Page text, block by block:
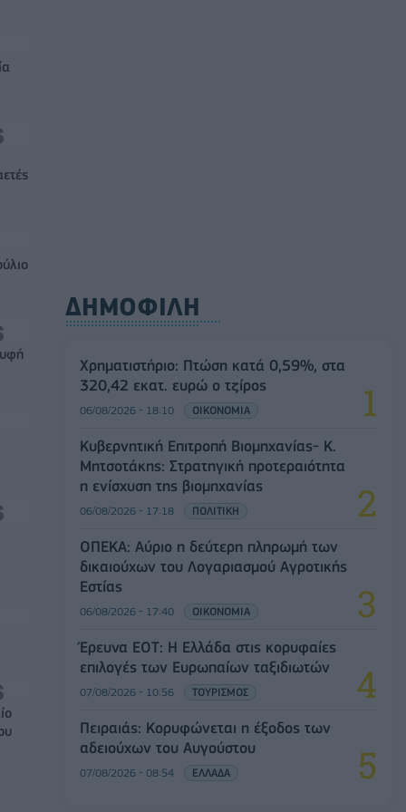
ΔΗΜΟΦΙΛΗ
Χρηματιστήριο: Πτώση κατά 0,59%, στα
320,42 εκατ. ευρώ ο τζίρος
06/08/2026 - 18:10 ΟΙΚΟΝΟΜΙΑ
Κυβερνητική Επιτροπή Βιομηχανίας- Κ.
Μητσοτάκης: Στρατηγική προτεραιότητα
η ενίσχυση της βιομηχανίας
06/08/2026 - 17:18 ΠΟΛΙΤΙΚΗ
ΟΠΕΚΑ: Αύριο η δεύτερη πληρωμή των
δικαιούχων του Λογαριασμού Αγροτικής
Εστίας
06/08/2026 - 17:40 ΟΙΚΟΝΟΜΙΑ
Έρευνα ΕΟΤ: Η Ελλάδα στις κορυφαίες
επιλογές των Ευρωπαίων ταξιδιωτών
07/08/2026 - 10:56 ΤΟΥΡΙΣΜΟΣ
Πειραιάς: Κορυφώνεται η έξοδος των
αδειούχων του Αυγούστου
07/08/2026 - 08:54 ΕΛΛΑΔΑ